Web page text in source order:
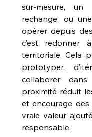
sur‑mesure,
rechange, ou
opérer depuis
c’est redonner
territoriale. Cela
prototyper,
collaborer
proximité réduit
et encourage
vraie valeur
responsable.